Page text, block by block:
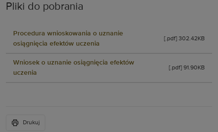
Pliki do pobrania
Procedura wnioskowania o uznanie
osiągnięcia efektów uczenia
[.pdf] 302.42KB
Wniosek o uznanie osiągnięcia efektów
uczenia
[.pdf] 91.90KB
Drukuj